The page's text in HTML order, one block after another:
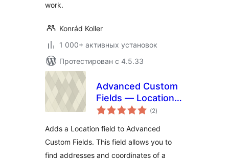
work.
Konrád Koller
1 000+ активных установок
Протестирован с 4.5.33
Advanced Custom
Fields — Location
Field add-on(2общий
рейтинг
)
Adds a Location field to Advanced
Custom Fields. This field allows you to
find addresses and coordinates of a